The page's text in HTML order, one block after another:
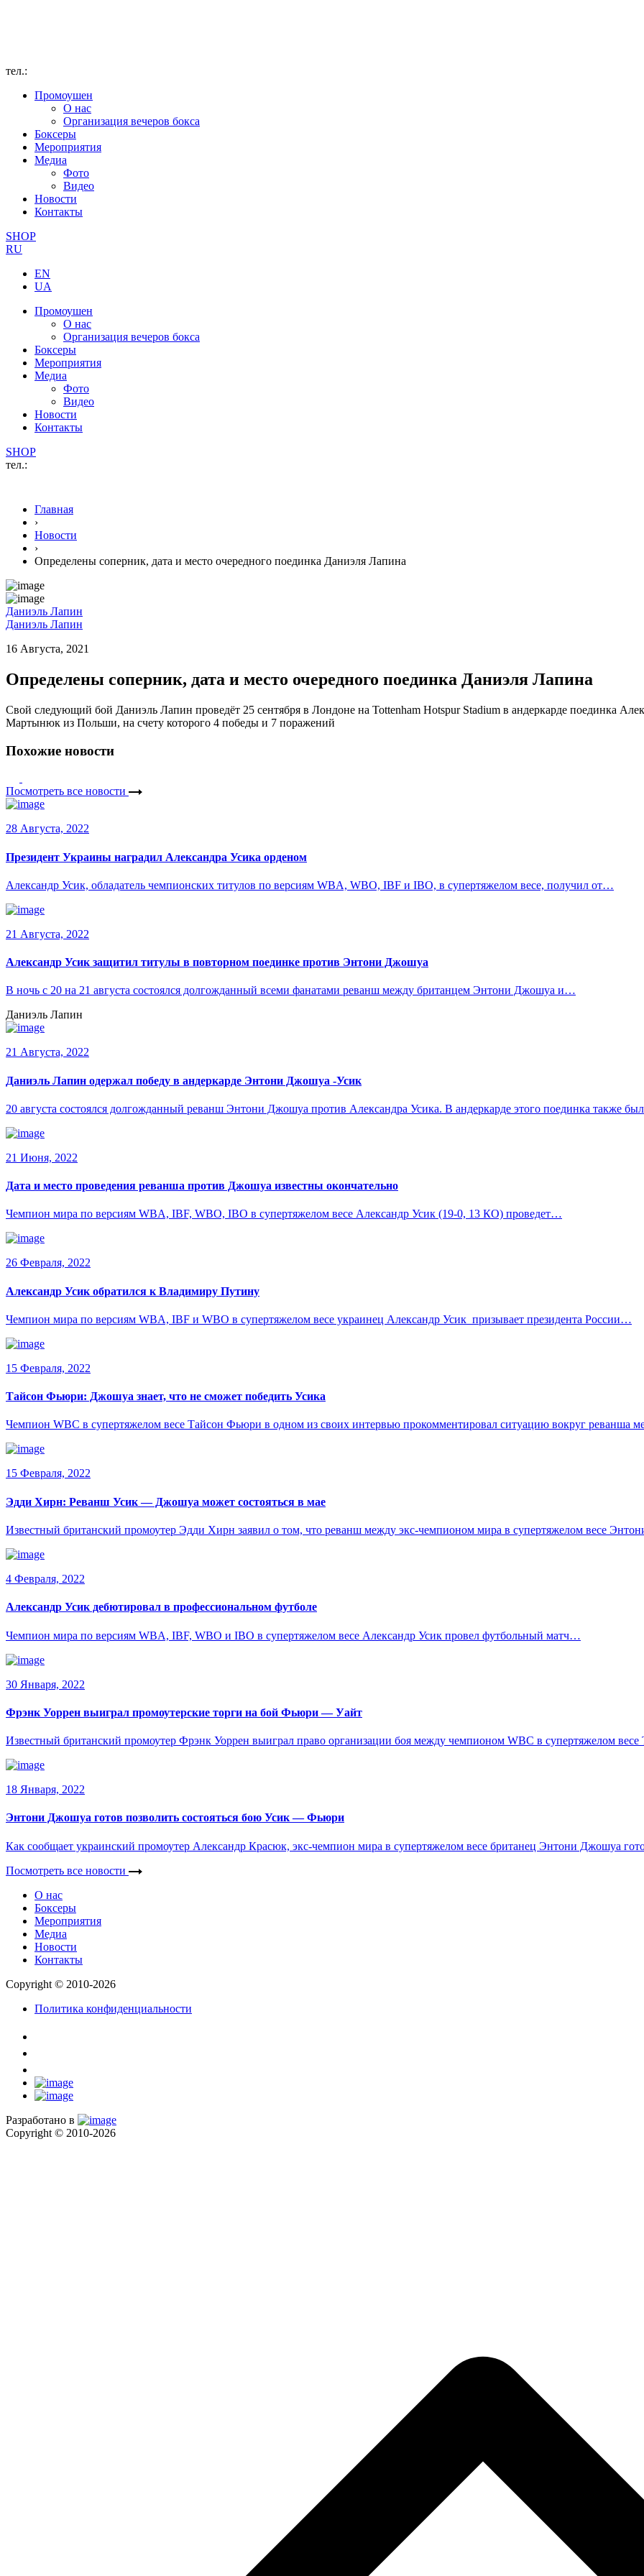
тел.:
Промоушен
О нас
Организация вечеров бокса
Боксеры
Мероприятия
Медиа
Фото
Видео
Новости
Контакты
SHOP
RU
EN
UA
Промоушен
О нас
Организация вечеров бокса
Боксеры
Мероприятия
Медиа
Фото
Видео
Новости
Контакты
SHOP
тел.:
Главная
›
Новости
›
Определены соперник, дата и место очередного поединка Даниэля Лапина
Даниэль Лапин
Даниэль Лапин
16 Августа, 2021
Определены соперник, дата и место очередного поединка Даниэля Лапина
Свой следующий бой Даниэль Лапин проведёт 25 сентября в Лондоне на Tottenham Hotspur Stadium в андеркарде поединка
Мартынюк из Польши, на счету которого 4 победы и 7 поражений
Похожие новости
Посмотреть все новости
28 Августа, 2022
Президент Украины наградил Александра Усика орденом
Александр Усик, обладатель чемпионских титулов по версиям WBA, WBO, IBF и IBO, в супертяжелом весе, получил от…
21 Августа, 2022
Александр Усик защитил титулы в повторном поединке против Энтони Джошуа
В ночь с 20 на 21 августа состоялся долгожданный всеми фанатами реванш между британцем Энтони Джошуа и…
Даниэль Лапин
21 Августа, 2022
Даниэль Лапин одержал победу в андеркарде Энтони Джошуа -Усик
20 августа состоялся долгожданный реванш Энтони Джошуа против Александра Усика. В андеркарде этого поединка также
21 Июня, 2022
Дата и место проведения реванша против Джошуа известны окончательно
Чемпион мира по версиям WBA, IBF, WBO, IBO в супертяжелом весе Александр Усик (19-0, 13 КО) проведет…
26 Февраля, 2022
Александр Усик обратился к Владимиру Путину
Чемпион мира по версиям WBA, IBF и WBO в супертяжелом весе украинец Александр Усик призывает президента России…
15 Февраля, 2022
Тайсон Фьюри: Джошуа знает, что не сможет победить Усика
Чемпион WBC в супертяжелом весе Тайсон Фьюри в одном из своих интервью прокомментировал ситуацию вокруг реванша
15 Февраля, 2022
Эдди Хирн: Реванш Усик — Джошуа может состояться в мае
Известный британский промоутер Эдди Хирн заявил о том, что реванш между экс-чемпионом мира в супертяжелом весе
4 Февраля, 2022
Александр Усик дебютировал в профессиональном футболе
Чемпион мира по версиям WBA, IBF, WBO и IBO в супертяжелом весе Александр Усик провел футбольный матч…
30 Января, 2022
Фрэнк Уоррен выиграл промоутерские торги на бой Фьюри — Уайт
Известный британский промоутер Фрэнк Уоррен выиграл право организации боя между чемпионом WBC в супертяжелом
18 Января, 2022
Энтони Джошуа готов позволить состояться бою Усик — Фьюри
Как сообщает украинский промоутер Александр Красюк, экс-чемпион мира в супертяжелом весе британец Энтони Джошуа
Посмотреть все новости
О нас
Боксеры
Мероприятия
Медиа
Новости
Контакты
Copyright © 2010-2026
Политика конфиденциальности
Разработано в
Copyright © 2010-2026